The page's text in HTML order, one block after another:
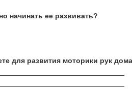
начинать ее развивать?
для развития моторики рук